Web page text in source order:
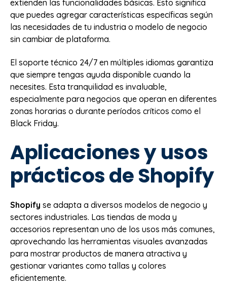
extienden las funcionalidades básicas. Esto significa
que puedes agregar características específicas según
las necesidades de tu industria o modelo de negocio
sin cambiar de plataforma.
El soporte técnico 24/7 en múltiples idiomas garantiza
que siempre tengas ayuda disponible cuando la
necesites. Esta tranquilidad es invaluable,
especialmente para negocios que operan en diferentes
zonas horarias o durante períodos críticos como el
Black Friday.
Aplicaciones y usos
prácticos de Shopify
Shopify se adapta a diversos modelos de negocio y
sectores industriales. Las tiendas de moda y
accesorios representan uno de los usos más comunes,
aprovechando las herramientas visuales avanzadas
para mostrar productos de manera atractiva y
gestionar variantes como tallas y colores
eficientemente.